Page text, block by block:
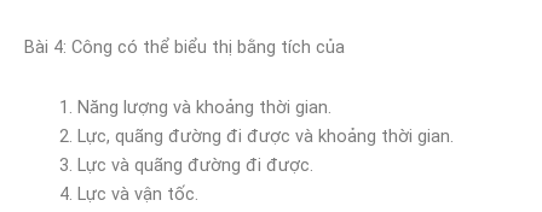
Bài 4: Công có thể biểu thị bằng tích của
Năng lượng và khoảng thời gian.
Lực, quãng đường đi được và khoảng thời gian.
Lực và quãng đường đi được.
Lực và vận tốc.